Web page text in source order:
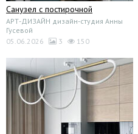
Санузел с постирочной
АРТ-ДИЗАЙН дизайн-студия Анны
Гусевой
05.06.2026
3 150